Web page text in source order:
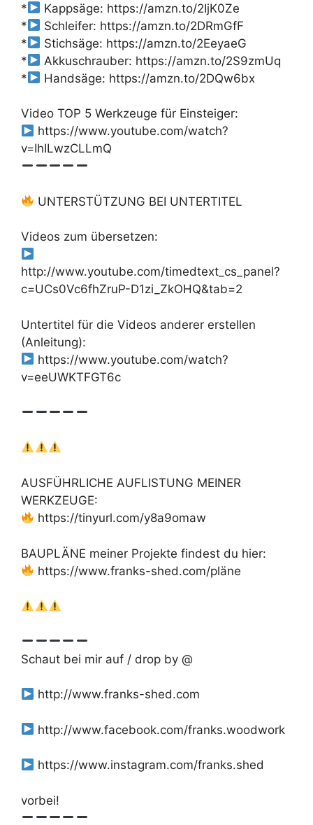
*
Kappsäge: https://amzn.to/2IjK0Ze
*
Schleifer: https://amzn.to/2DRmGfF
*
Stichsäge: https://amzn.to/2EeyaeG
*
Akkuschrauber: https://amzn.to/2S9zmUq
*
Handsäge: https://amzn.to/2DQw6bx
Video TOP 5 Werkzeuge für Einsteiger:
https://www.youtube.com/watch?
v=IhILwzCLLmQ
UNTERSTÜTZUNG BEI UNTERTITEL
Videos zum übersetzen:
http://www.youtube.com/timedtext_cs_panel?
c=UCs0Vc6fhZruP-D1zi_ZkOHQ&tab=2
Untertitel für die Videos anderer erstellen
(Anleitung):
https://www.youtube.com/watch?
v=eeUWKTFGT6c
AUSFÜHRLICHE AUFLISTUNG MEINER
WERKZEUGE:
https://tinyurl.com/y8a9omaw
BAUPLÄNE meiner Projekte findest du hier:
https://www.franks-shed.com/pläne
Schaut bei mir auf / drop by @
http://www.franks-shed.com
http://www.facebook.com/franks.woodwork
https://www.instagram.com/franks.shed
vorbei!